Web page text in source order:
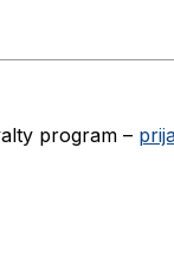
program –